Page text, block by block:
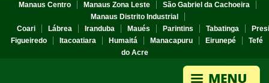
Manaus Centro Manaus Zona Leste
São Gabriel da Cachoeira
Manaus Distrito Industrial
Coari
Lábrea Iranduba Maués Parintins Tabatinga
Figueiredo
Itacoatiara Humaitá Manacapuru Eirunepé
Tefé
do Acre